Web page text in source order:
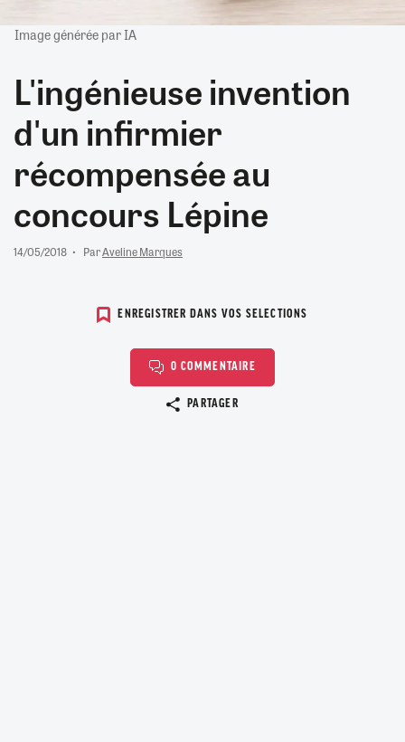
Image générée par IA
L'ingénieuse invention
d'un infirmier
récompensée au
concours Lépine
14/05/2018 ParAveline Marques
ENREGISTRER DANS VOS SELECTIONS
0 COMMENTAIRE
PARTAGER